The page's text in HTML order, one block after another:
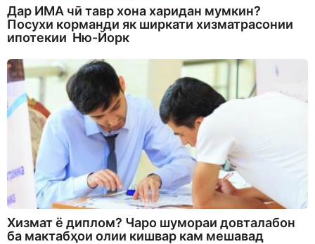
Дар ИМА чӣ тавр хона харидан мумкин?
Посухи корманди як ширкати хизматрасонии
ипотекии Ню-Йорк
Хизмат ё диплом? Чаро шумораи довталабон
ба мактабҳои олии кишвар кам мешавад